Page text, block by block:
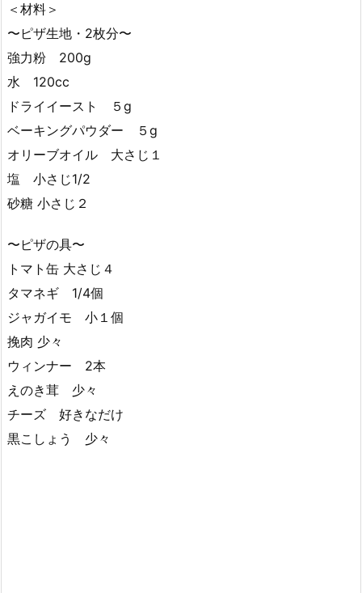
＜材料＞
〜ピザ生地・2枚分〜
強力粉 200g
水 120cc
ドライイースト ５g
ベーキングパウダー ５g
オリーブオイル 大さじ１
塩 小さじ1/2
砂糖 小さじ２
〜ピザの具〜
トマト缶 大さじ４
タマネギ 1/4個
ジャガイモ 小１個
挽肉 少々
ウィンナー 2本
えのき茸 少々
チーズ 好きなだけ
黒こしょう 少々